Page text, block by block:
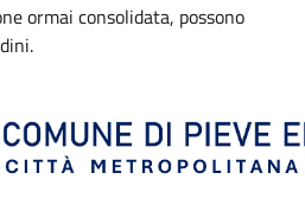
ormai consolidata, possono